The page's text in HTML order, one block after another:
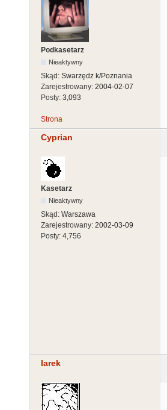
Podkasetarz
Nieaktywny
Skąd: Swarzędz k/Poznania
Zarejestrowany: 2004-02-07
Posty: 3,093
Strona
Cyprian
Kasetarz
Nieaktywny
Skąd: Warszawa
Zarejestrowany: 2002-03-09
Posty: 4,756
larek